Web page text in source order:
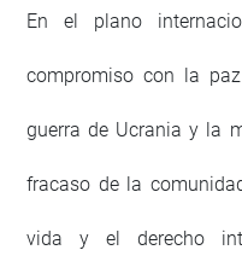
En el plano
compromiso con la
guerra de Ucrania y la
fracaso de la
vida y el derecho